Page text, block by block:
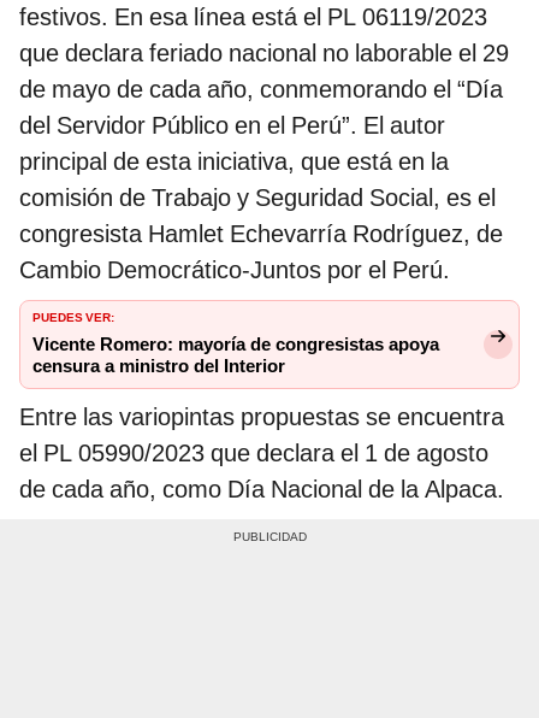
festivos. En esa línea está el PL 06119/2023
que declara feriado nacional no laborable el 29
de mayo de cada año, conmemorando el “Día
del Servidor Público en el Perú”. El autor
principal de esta iniciativa, que está en la
comisión de Trabajo y Seguridad Social, es el
congresista Hamlet Echevarría Rodríguez, de
Cambio Democrático-Juntos por el Perú.
PUEDES VER:
Vicente Romero: mayoría de congresistas apoya
censura a ministro del Interior
Entre las variopintas propuestas se encuentra
el PL 05990/2023 que declara el 1 de agosto
de cada año, como Día Nacional de la Alpaca.